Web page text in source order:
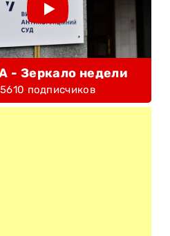
- Зеркало недели
5610 подписчиков